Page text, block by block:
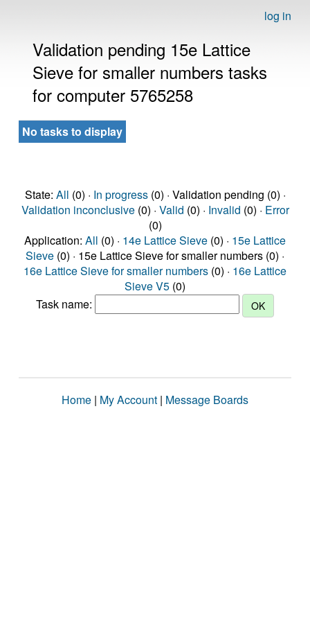
log in
Validation pending 15e Lattice
Sieve for smaller numbers tasks
for computer 5765258
No tasks to display
State: All (0) · In progress(0) · Validation pending (0) ·
Validation inconclusive(0) · Valid (0) · Invalid (0) · Error
(0)
Application: All (0) · 14e Lattice Sieve (0) · 15e Lattice
Sieve (0) · 15e Lattice Sieve for smaller numbers (0) ·
16e Lattice Sieve for smaller numbers (0) · 16e Lattice
Sieve V5 (0)
Task name:
Home | My Account | Message Boards